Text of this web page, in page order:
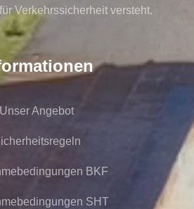
Verkehrssicherheit versteht.
Unser Angebot
BKF
SHT